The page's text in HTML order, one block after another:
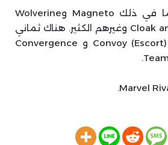
تضم Marvel Rivals نحو 33 شخصية قابلة للعب من عالم Marvel، بما في ذلك Magneto وWolverine
وWolverine وكابتن أمريكا وSpider-Man وAiron Man وMagik وCloak and Dagger وغيرهم الكثير. هناك ثماني
خرائط للعب عليها مع أنماط مثل Convergence (King of the Hill) و Convoy (Escort) و Convergence